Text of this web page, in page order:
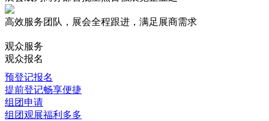
高效服务团队，展会全程跟进，满足展商需求
观众服务
观众报名
预登记报名
提前登记畅享便捷
组团申请
组团观展福利多多